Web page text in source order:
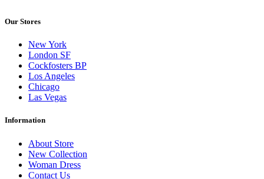
Our Stores
New York
London SF
Cockfosters BP
Los Angeles
Chicago
Las Vegas
Information
About Store
New Collection
Woman Dress
Contact Us